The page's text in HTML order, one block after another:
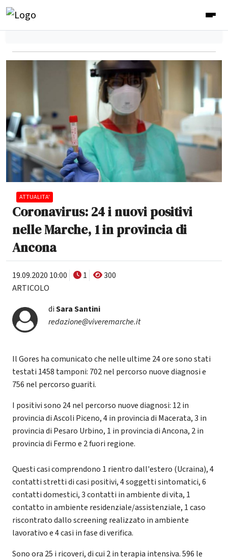
ATTUALITA'
Coronavirus: 24 i nuovi positivi
nelle Marche, 1 in provincia di
Ancona
19.09.2020 10:00 1
300
ARTICOLO
diSara Santini
redazione@viveremarche.it
Il Gores ha comunicato che nelle ultime 24 ore sono stati
testati 1458 tamponi: 702 nel percorso nuove diagnosi e
756 nel percorso guariti.
I positivi sono 24 nel percorso nuove diagnosi: 12 in
provincia di Ascoli Piceno, 4 in provincia di Macerata, 3 in
provincia di Pesaro Urbino, 1 in provincia di Ancona, 2 in
provincia di Fermo e 2 fuori regione.
Questi casi comprendono 1 rientro dall'estero (Ucraina), 4
contatti stretti di casi positivi, 4 soggetti sintomatici, 6
contatti domestici, 3 contatti in ambiente di vita, 1
contatto in ambiente residenziale/assistenziale, 1 caso
riscontrato dallo screening realizzato in ambiente
lavorativo e 4 casi in fase di verifica.
Sono ora 25 i ricoveri, di cui 2 in terapia intensiva. 596 le